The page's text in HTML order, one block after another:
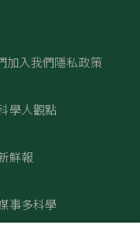
加入我們隱私政策
學人觀點
鮮報
事多科學